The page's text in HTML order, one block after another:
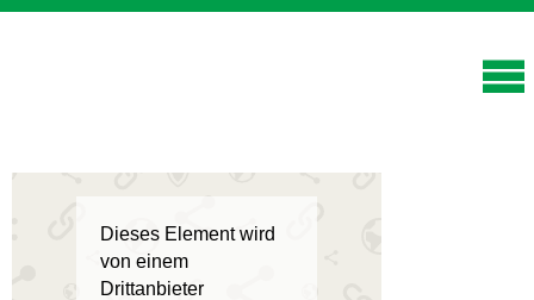
Dieses Element wird
von einem
Drittanbieter